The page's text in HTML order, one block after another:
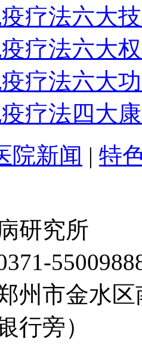
疗法六大
疗法六大
疗法六大
疗法四大
院新闻 | 特
研究所
州市金水
行旁）